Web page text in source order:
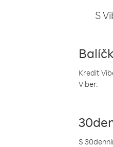
S
Kredit
Viber.
S